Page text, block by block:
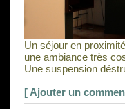
Un séjour en
une ambiance très
Une suspension
[ Ajouter un